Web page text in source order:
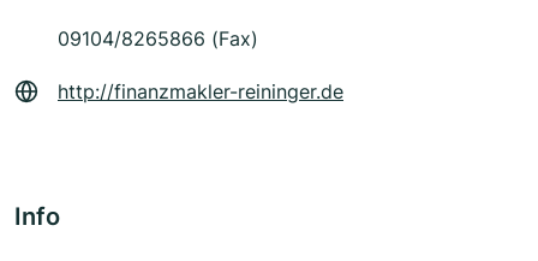
09104/8265866 (Fax)
http://finanzmakler-reininger.de
Info